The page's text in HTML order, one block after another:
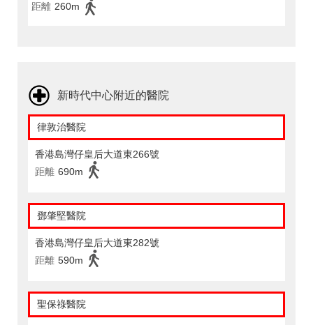
距離 260m
新時代中心附近的醫院
律敦治醫院
香港島灣仔皇后大道東266號
距離 690m
鄧肇堅醫院
香港島灣仔皇后大道東282號
距離 590m
聖保祿醫院